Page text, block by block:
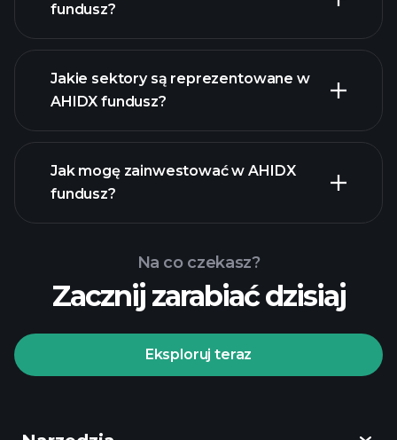
holdings
fundusz?
Jakie sektory są reprezentowane w
AHIDX fundusz?
Jak mogę zainwestować w AHIDX
fundusz?
Na co czekasz?
Zacznij zarabiać dzisiaj
Eksploruj teraz